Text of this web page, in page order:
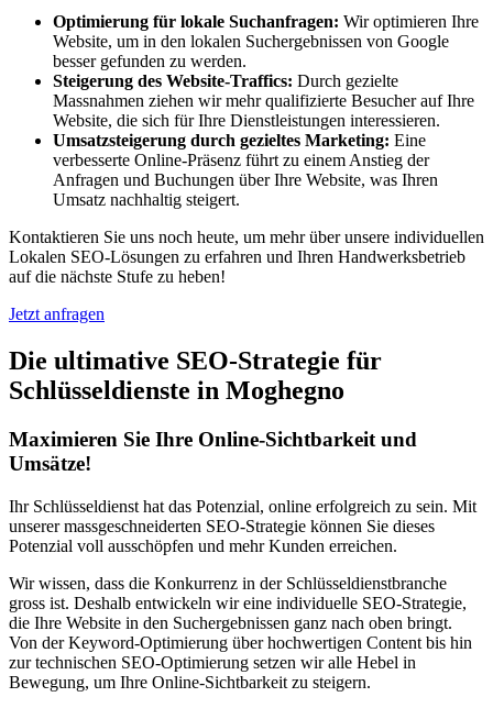
Optimierung für lokale Suchanfragen: Wir optimieren Ihre
Website, um in den lokalen Suchergebnissen von Google
besser gefunden zu werden.
Steigerung des Website-Traffics: Durch gezielte
Massnahmen ziehen wir mehr qualifizierte Besucher auf Ihre
Website, die sich für Ihre Dienstleistungen interessieren.
Umsatzsteigerung durch gezieltes Marketing: Eine
verbesserte Online-Präsenz führt zu einem Anstieg der
Anfragen und Buchungen über Ihre Website, was Ihren
Umsatz nachhaltig steigert.
Kontaktieren Sie uns noch heute, um mehr über unsere individuellen
Lokalen SEO-Lösungen zu erfahren und Ihren Handwerksbetrieb
auf die nächste Stufe zu heben!
Jetzt anfragen
Die ultimative SEO-Strategie für
Schlüsseldienste in Moghegno
Maximieren Sie Ihre Online-Sichtbarkeit und
Umsätze!
Ihr Schlüsseldienst hat das Potenzial, online erfolgreich zu sein. Mit
unserer massgeschneiderten SEO-Strategie können Sie dieses
Potenzial voll ausschöpfen und mehr Kunden erreichen.
Wir wissen, dass die Konkurrenz in der Schlüsseldienstbranche
gross ist. Deshalb entwickeln wir eine individuelle SEO-Strategie,
die Ihre Website in den Suchergebnissen ganz nach oben bringt.
Von der Keyword-Optimierung über hochwertigen Content bis hin
zur technischen SEO-Optimierung setzen wir alle Hebel in
Bewegung, um Ihre Online-Sichtbarkeit zu steigern.